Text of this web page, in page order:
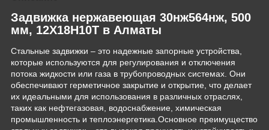
Задвижка нержавеющая 30нж564нж, 500
мм, 12Х18Н10Т в Алматы
Стальные задвижки – это надежные запорные устройства,
которые используются для регулирования и отключения
потока жидкости или газа в трубопроводных системах. Они
обеспечивают герметичное закрытие и открытие, что делает
их идеальными для использования в различных отраслях,
таких как нефтегазовая, водоснабжение, химическая
промышленность и теплоэнергетика.Основное преимущество